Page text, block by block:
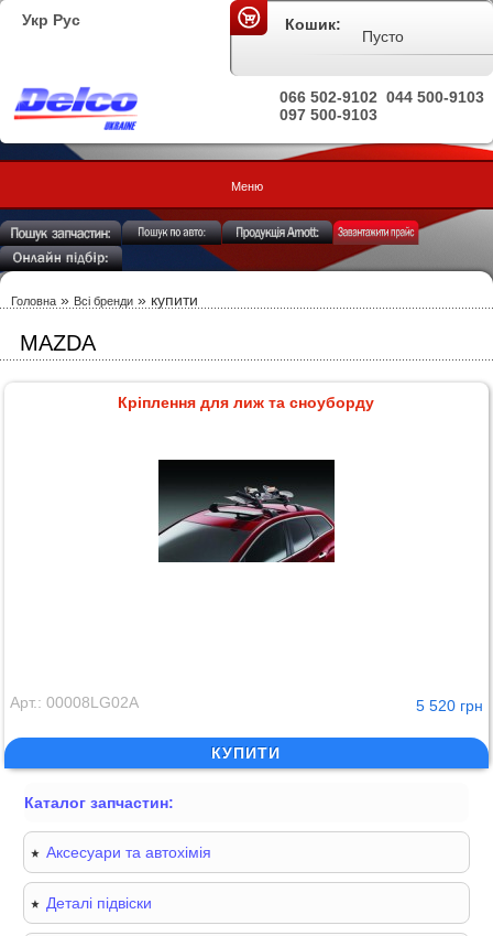
Укр Рус
044 500-9103
066 502-9102
097 500-9103
Кошик:
Пусто
Меню
Головна » Всі бренди » купити
MAZDA
Кріплення для лиж та сноуборду
Арт.: 00008LG02A 5 520 грн
КУПИТИ
Каталог запчастин:
Аксесуари та автохімія
Деталі підвіски